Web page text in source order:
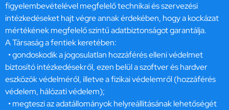
figyelembevételével megfelelő technikai és szervezési
intézkedéseket hajt végre annak érdekében, hogy a kockázat
mértékének megfelelő szintű adatbiztonságot garantálja.
A Társaság a fentiek keretében:
• gondoskodik a jogosulatlan hozzáférés elleni védelmet
biztosító intézkedésekről, ezen belül a szoftver és hardver
eszközök védelméről, illetve a fizikai védelemről (hozzáférés
védelem, hálózati védelem);
• megteszi az adatállományok helyreállításának lehetőségét